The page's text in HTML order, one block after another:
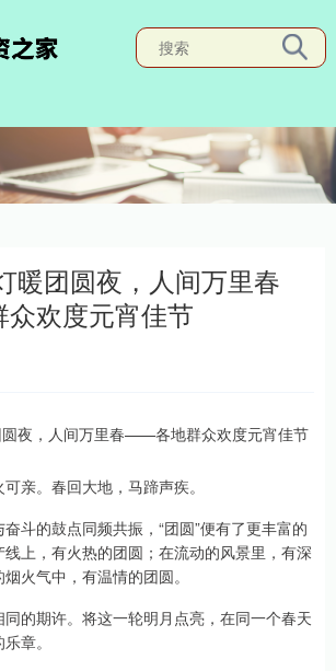
暖团圆夜，人间万里春
欢度元宵佳节
。春回大地，马蹄声疾。
的鼓点同频共振，“团圆”便有了更丰富的
上，有火热的团圆；在流动的风景里，有深
火气中，有温情的团圆。
的期许。将这一轮明月点亮，在同一个春天
章。